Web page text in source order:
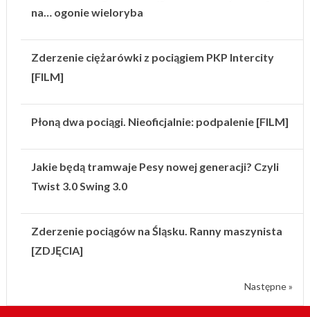
na… ogonie wieloryba
Zderzenie ciężarówki z pociągiem PKP Intercity
[FILM]
Płoną dwa pociągi. Nieoficjalnie: podpalenie [FILM]
Jakie będą tramwaje Pesy nowej generacji? Czyli
Twist 3.0 Swing 3.0
Zderzenie pociągów na Śląsku. Ranny maszynista
[ZDJĘCIA]
Następne »